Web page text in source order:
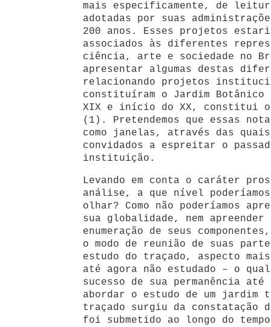
mais especificamente, de
adotadas por suas
200 anos. Esses projetos
associados às diferentes
ciência, arte e sociedade no
apresentar algumas destas
relacionando projetos
constituíram o Jardim Botânico
XIX e início do XX, constitui
(1). Pretendemos que essas
como janelas, através das
convidados a espreitar o
instituição.
Levando em conta o caráter
análise, a que nível poderíamos
olhar? Como não poderíamos
sua globalidade, nem apreender
enumeração de seus
o modo de reunião de suas
estudo do traçado, aspecto
até agora não estudado – o
sucesso de sua permanência
abordar o estudo de um jardim
traçado surgiu da constatação
foi submetido ao longo do